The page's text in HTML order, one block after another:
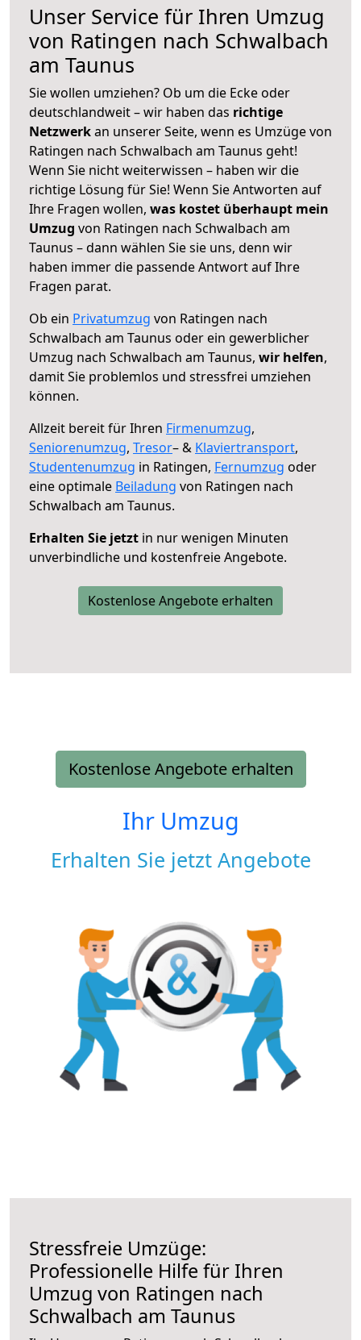
Unser Service für Ihren Umzug
von Ratingen nach Schwalbach
am Taunus
Sie wollen umziehen? Ob um die Ecke oder
deutschlandweit – wir haben das richtige
Netzwerkan unserer Seite, wenn es Umzüge von
Ratingen nach Schwalbach am Taunus geht!
Wenn Sie nicht weiterwissen – haben wir die
richtige Lösung für Sie! Wenn Sie Antworten auf
Ihre Fragen wollen, was kostet überhaupt mein
Umzug von Ratingen nach Schwalbach am
Taunus – dann wählen Sie sie uns, denn wir
haben immer die passende Antwort auf Ihre
Fragen parat.
Ob ein Privatumzug von Ratingen nach
Schwalbach am Taunus oder ein gewerblicher
Umzug nach Schwalbach am Taunus, wir helfen,
damit Sie problemlos und stressfrei umziehen
können.
Allzeit bereit für Ihren Firmenumzug,
Seniorenumzug, Tresor– & Klaviertransport,
Studentenumzug in Ratingen, Fernumzug oder
eine optimale Beiladung von Ratingen nach
Schwalbach am Taunus.
Erhalten Sie jetzt in nur wenigen Minuten
unverbindliche und kostenfreie Angebote.
Kostenlose Angebote erhalten
Kostenlose Angebote erhalten
Ihr Umzug
Erhalten Sie jetzt Angebote
Stressfreie Umzüge:
Professionelle Hilfe für Ihren
Umzug von Ratingen nach
Schwalbach am Taunus